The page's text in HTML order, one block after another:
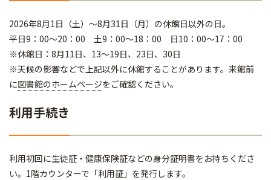
2026年8月1日（土）～8月31日（月）の休館日以外の日。
平日9：00～20：00 土9：00～18：00 日10：00～17：00
※休館日：8月11日、13～19日、23日、30日
※天候の影響などで上記以外に休館することがあります。来館前
に図書館のホームページをご確認ください。
利用手続き
利用初回に生徒証・健康保険証などの身分証明書をお持ちくださ
い。1階カウンターで「利用証」を発行します。